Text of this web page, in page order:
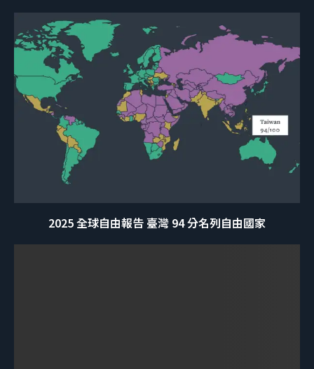
2025 全球自由報告 臺灣 94 分名列自由國家